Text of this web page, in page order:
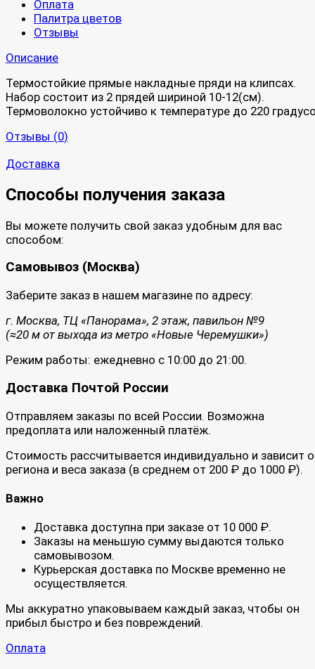
Оплата
Палитра цветов
Отзывы
Описание
Термостойкие прямые накладные пряди на клипсах.
Набор состоит из 2 прядей шириной 10-12(см).
Термоволокно устойчиво к температуре до 220
Отзывы (0)
Доставка
Способы получения заказа
Вы можете получить свой заказ удобным для вас
способом:
Самовывоз (Москва)
Заберите заказ в нашем магазине по адресу:
г. Москва, ТЦ «Панорама», 2 этаж, павильон №9
(≈20 м от выхода из метро «Новые Черемушки»)
Режим работы: ежедневно с 10:00 до 21:00.
Доставка Почтой России
Отправляем заказы по всей России. Возможна
предоплата или наложенный платёж.
Стоимость рассчитывается индивидуально и зависит
региона и веса заказа (в среднем от 200 ₽ до 1000 ₽).
Важно
Доставка доступна при заказе от 10 000 ₽.
Заказы на меньшую сумму выдаются только
самовывозом.
Курьерская доставка по Москве временно не
осуществляется.
Мы аккуратно упаковываем каждый заказ, чтобы он
прибыл быстро и без повреждений.
Оплата